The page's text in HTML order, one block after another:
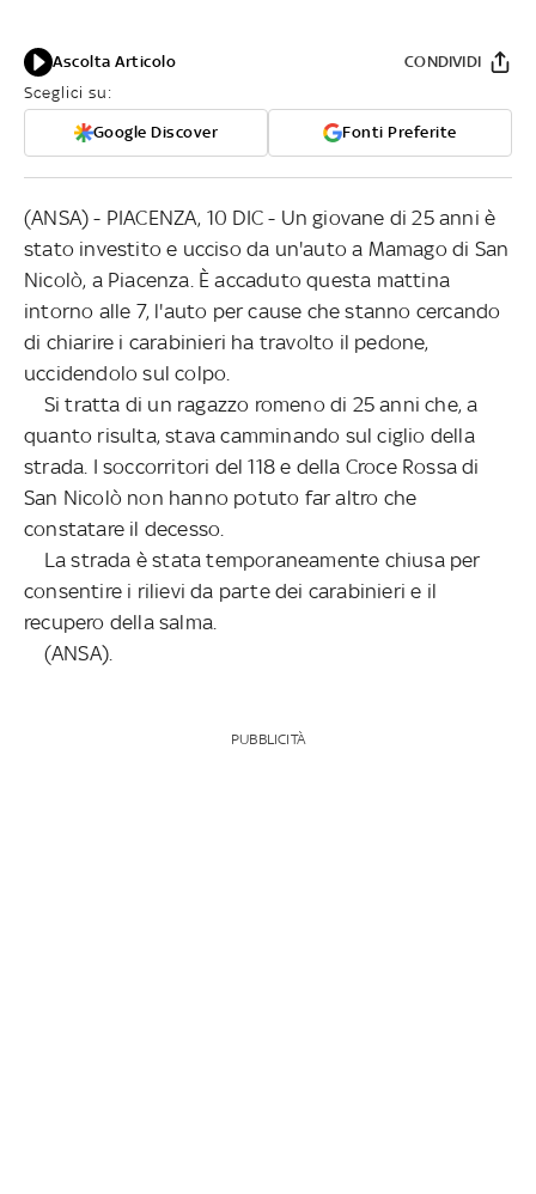
Ascolta Articolo
Sceglici su:
Google Discover Fonti Preferite
CONDIVIDI
(ANSA) - PIACENZA, 10 DIC - Un giovane di 25 anni è
stato investito e ucciso da un'auto a Mamago di San
Nicolò, a Piacenza. È accaduto questa mattina
intorno alle 7, l'auto per cause che stanno cercando
di chiarire i carabinieri ha travolto il pedone,
uccidendolo sul colpo.
Si tratta di un ragazzo romeno di 25 anni che, a
quanto risulta, stava camminando sul ciglio della
strada. I soccorritori del 118 e della Croce Rossa di
San Nicolò non hanno potuto far altro che
constatare il decesso.
La strada è stata temporaneamente chiusa per
consentire i rilievi da parte dei carabinieri e il
recupero della salma.
(ANSA).
PUBBLICITÀ